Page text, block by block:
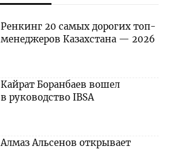
Ренкинг 20 самых дорогих топ-
менеджеров Казахстана — 2026
Кайрат Боранбаев вошел
в руководство IBSA
Алмаз Альсенов открывает